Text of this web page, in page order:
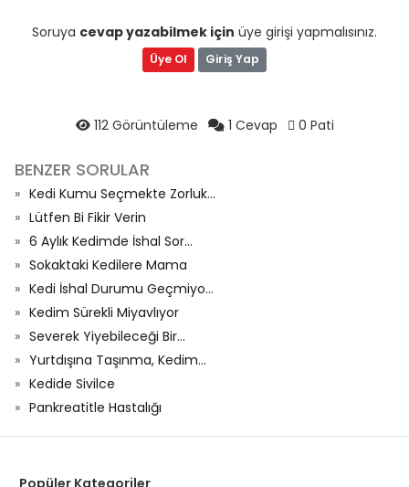
Soruya cevap yazabilmek için üye girişi yapmalısınız.
Üye Ol Giriş Yap
112 Görüntüleme 1 Cevap 0 Pati
BENZER SORULAR
Kedi Kumu Seçmekte Zorluk...
Lütfen Bi Fikir Verin
6 Aylık Kedimde İshal Sor...
Sokaktaki Kedilere Mama
Kedi İshal Durumu Geçmiyo...
Kedim Sürekli Miyavlıyor
Severek Yiyebileceği Bir...
Yurtdışına Taşınma, Kedim...
Kedide Sivilce
Pankreatitle Hastalığı
Popüler Kategoriler